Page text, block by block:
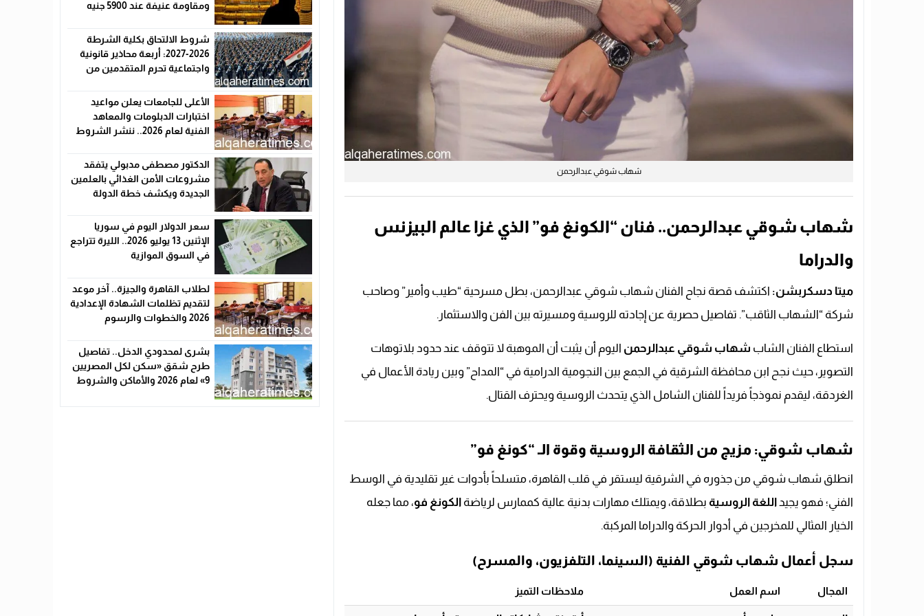
شهاب شوقي عبدالرحمن
شهاب شوقي عبدالرحمن.. فنان “الكونغ فو” الذي غزا عالم البيزنس
والدراما
ميتا دسكربشن: اكتشف قصة نجاح الفنان شهاب شوقي عبدالرحمن، بطل مسرحية “طيب وأمير” وصاحب
شركة “الشهاب الثاقب”. تفاصيل حصرية عن إجادته للروسية ومسيرته بين الفن والاستثمار.
استطاع الفنان الشاب شهاب شوقي عبدالرحمن اليوم أن يثبت أن الموهبة لا تتوقف عند حدود بلاتوهات
التصوير، حيث نجح ابن محافظة الشرقية في الجمع بين النجومية الدرامية في “المداح” وبين ريادة الأعمال في
الغردقة، ليقدم نموذجاً فريداً للفنان الشامل الذي يتحدث الروسية ويحترف القتال.
شهاب شوقي: مزيج من الثقافة الروسية وقوة الـ “كونغ فو”
انطلق شهاب شوقي من جذوره في الشرقية ليستقر في قلب القاهرة، متسلحاً بأدوات غير تقليدية في الوسط
الفني؛ فهو يجيداللغة الروسية بطلاقة، ويمتلك مهارات بدنية عالية كممارس لرياضة الكونغ فو، مما جعله
الخيار المثالي للمخرجين في أدوار الحركة والدراما المركبة.
سجل أعمال شهاب شوقي الفنية (السينما، التلفزيون، والمسرح)
المجال اسم العمل ملاحظات التميز
ومقاومة عنيفة عند 5900 جنيه
شروط الالتحاق بكلية الشرطة
2026-2027: أربعة محاذير قانونية
واجتماعية تحرم المتقدمين من
الأعلى للجامعات يعلن مواعيد
اختبارات الدبلومات والمعاهد
الفنية لعام 2026.. ننشر الشروط
الدكتور مصطفى مدبولي يتفقد
مشروعات الأمن الغذائي بالعلمين
الجديدة ويكشف خطة الدولة
سعر الدولار اليوم في سوريا
الإثنين 13 يوليو 2026.. الليرة تتراجع
في السوق الموازية
لطلاب القاهرة والجيزة.. آخر موعد
لتقديم تظلمات الشهادة الإعدادية
2026 والخطوات والرسوم
بشرى لمحدودي الدخل.. تفاصيل
طرح شقق «سكن لكل المصريين
9» لعام 2026 والأماكن والشروط